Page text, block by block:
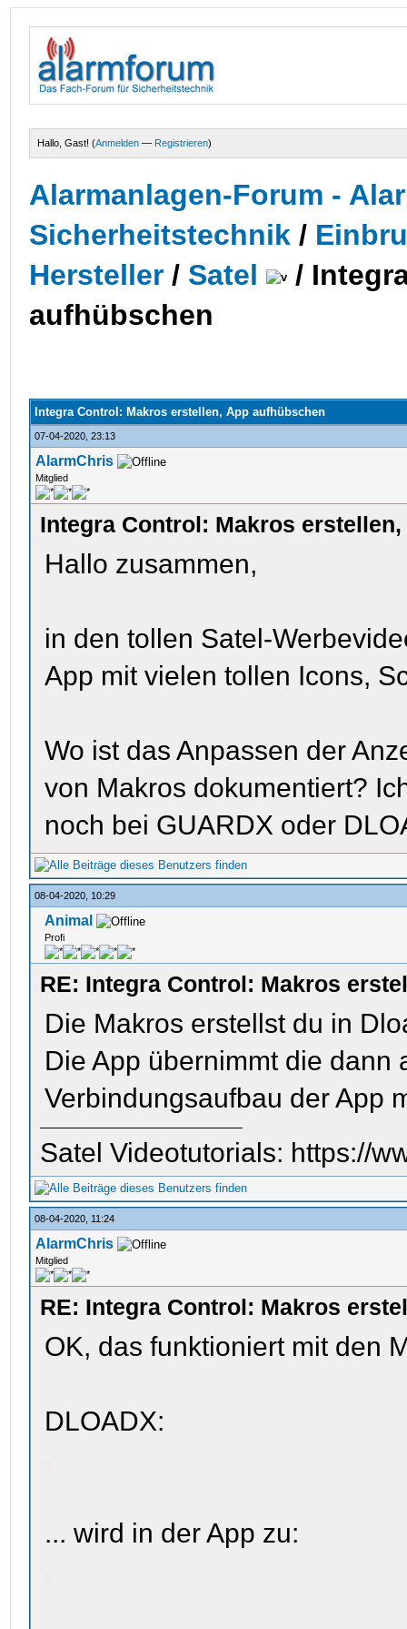
Hallo, Gast! (Anmelden — Registrieren)
Alarmanlagen-Forum -
Sicherheitstechnik /
Hersteller/ Satel /
aufhübschen
Integra Control: Makros erstellen, App aufhübschen
07-04-2020, 23:13
AlarmChris
Mitglied
Integra Control: Makros
Hallo zusammen,
in den tollen Satel-
App mit vielen tollen Icons,
Wo ist das Anpassen der
von Makros dokumentiert?
noch bei GUARDX oder
08-04-2020, 10:29
Animal
Profi
RE: Integra Control: Makros
Die Makros erstellst du in
Die App übernimmt die dann
Verbindungsaufbau der App
Satel Videotutorials: https://
08-04-2020, 11:24
AlarmChris
Mitglied
RE: Integra Control: Makros
OK, das funktioniert mit den
DLOADX:
... wird in der App zu: